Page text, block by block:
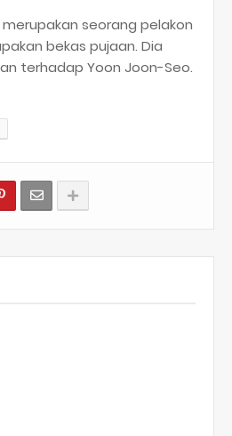
merupakan seorang pelakon
bekas pujaan. Dia
terhadap Yoon Joon-Seo.